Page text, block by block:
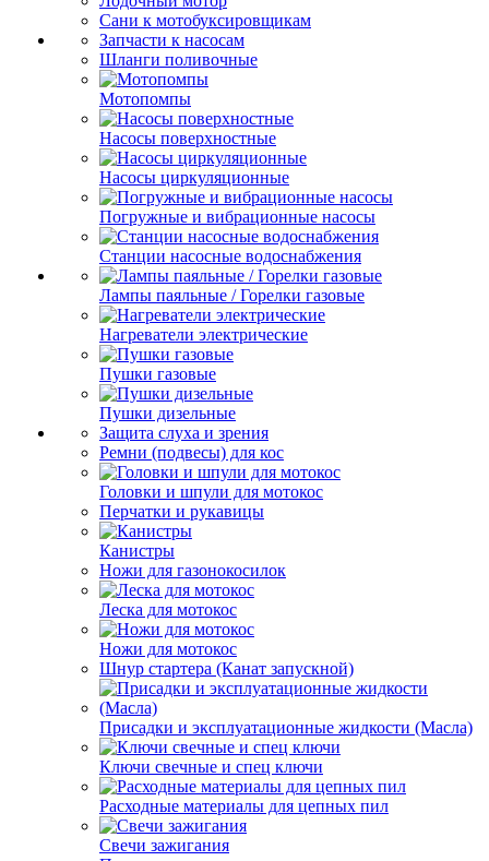
Сани к мотобуксировщикам
Запчасти к насосам
Шланги поливочные
Мотопомпы
Насосы поверхностные
Насосы циркуляционные
Погружные и вибрационные насосы
Станции насосные водоснабжения
Лампы паяльные / Горелки газовые
Нагреватели электрические
Пушки газовые
Пушки дизельные
Защита слуха и зрения
Ремни (подвесы) для кос
Головки и шпули для мотокос
Перчатки и рукавицы
Канистры
Ножи для газонокосилок
Леска для мотокос
Ножи для мотокос
Шнур стартера (Канат запускной)
Присадки и эксплуатационные жидкости (Масла)
Ключи свечные и спец ключи
Расходные материалы для цепных пил
Свечи зажигания